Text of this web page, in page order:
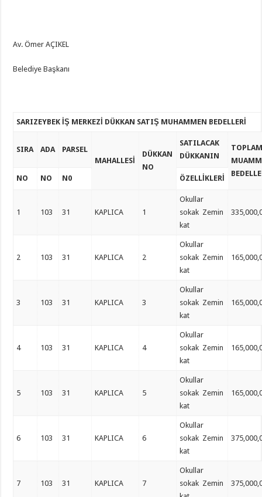
Av. Ömer AÇIKEL
Belediye Başkanı
SARIZEYBEK İŞ MERKEZİ DÜKKAN SATIŞ MUHAMMEN BEDELLERİ
SIRA ADA
PARSEL
MAHALLESİ
DÜKKAN
NO
SATILACAK
DÜKKANIN
NO NO N0 ÖZELLİKLERİ
1 103 31 KAPLICA 1
Okullar
sokak Zemin
kat
2 103 31 KAPLICA 2
Okullar
sokak Zemin
kat
3 103 31 KAPLICA 3
Okullar
sokak Zemin
kat
4 103 31 KAPLICA 4
Okullar
sokak Zemin
kat
5 103 31 KAPLICA 5
Okullar
sokak Zemin
kat
6 103 31 KAPLICA 6
Okullar
sokak Zemin
kat
7 103 31 KAPLICA 7
Okullar
sokak Zemin